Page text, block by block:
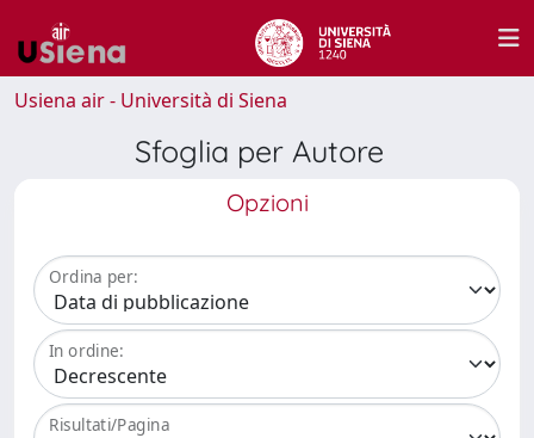
Usiena air - Università di Siena
Sfoglia per Autore
Opzioni
Ordina per:
In ordine:
Risultati/Pagina